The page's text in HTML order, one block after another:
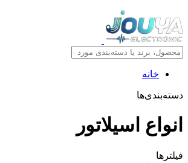
خانه
دسته‌بندی‌ها
انواع اسیلاتور
فیلترها